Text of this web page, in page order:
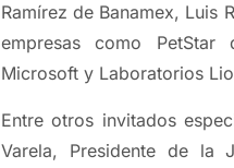
Ramírez de Banamex, Luis
empresas como PetStar
Microsoft y Laboratorios
Entre otros invitados
Varela, Presidente de la